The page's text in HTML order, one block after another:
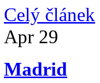
Celý článek
Apr 29
Madrid